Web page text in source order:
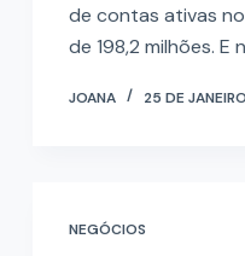
de contas ativas
de 198,2 milhões. E
JOANA 25 DE
NEGÓCIOS